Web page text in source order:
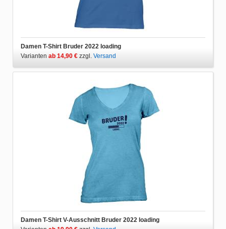
Damen T-Shirt Bruder 2022 loading
Varianten ab 14,90 € zzgl. Versand
Damen T-Shirt V-Ausschnitt Bruder 2022 loading